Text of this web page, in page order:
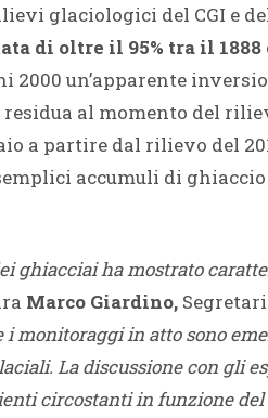
glaciologici del CGI e
di oltre il 95% tra il 1888
un’apparente
al momento del
a partire dal rilievo del
accumuli di
ghiacciai ha mostrato
Marco Giardino,
monitoraggi in atto sono
La discussione con gli
circostanti in funzione